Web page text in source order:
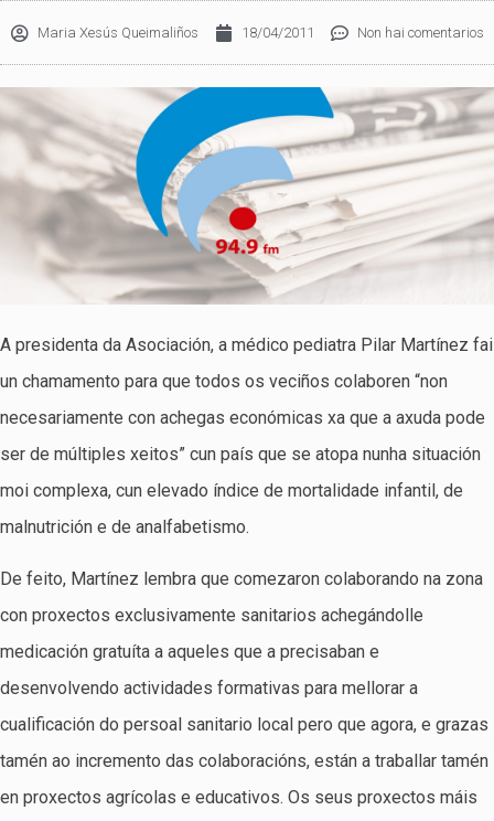
Maria Xesús Queimaliños 18/04/2011 Non hai comentarios
A presidenta da Asociación, a médico pediatra Pilar Martínez fai
un chamamento para que todos os veciños colaboren “non
necesariamente con achegas económicas xa que a axuda pode
ser de múltiples xeitos” cun país que se atopa nunha situación
moi complexa, cun elevado índice de mortalidade infantil, de
malnutrición e de analfabetismo.
De feito, Martínez lembra que comezaron colaborando na zona
con proxectos exclusivamente sanitarios achegándolle
medicación gratuíta a aqueles que a precisaban e
desenvolvendo actividades formativas para mellorar a
cualificación do persoal sanitario local pero que agora, e grazas
tamén ao incremento das colaboracións, están a traballar tamén
en proxectos agrícolas e educativos. Os seus proxectos máis